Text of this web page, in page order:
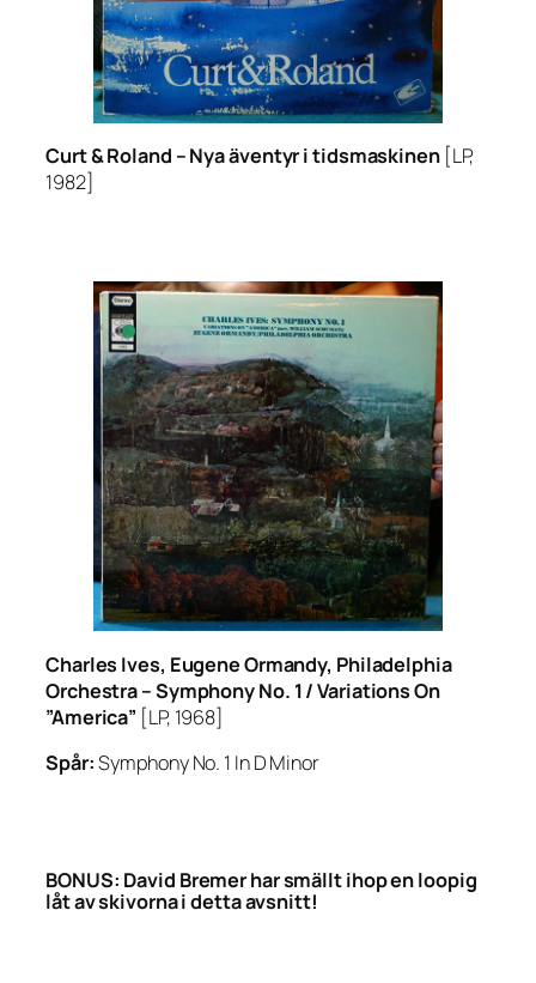
Curt & Roland –Nya äventyr i tidsmaskinen [LP,
1982]
Charles Ives, Eugene Ormandy, Philadelphia
Orchestra –Symphony No. 1 / Variations On
”America” [LP, 1968]
Spår:Symphony No. 1 In D Minor
BONUS: David Bremer har smällt ihop en loopig
låt av skivorna i detta avsnitt!